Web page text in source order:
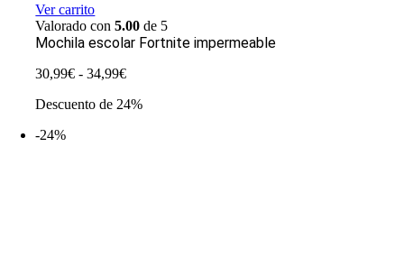
Ver carrito
Valorado con5.00 de 5
Mochila escolar Fortnite impermeable
30,99€ - 34,99€Rango
precios:
Descuento de 24%
-24%